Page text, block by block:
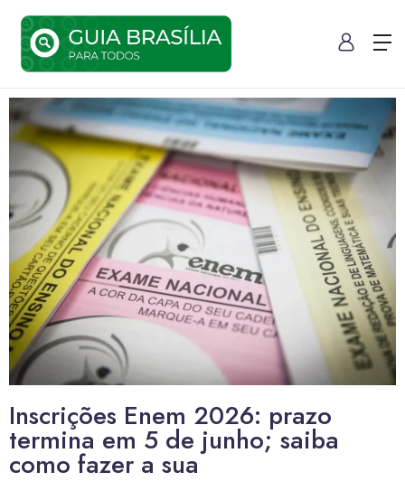
Inscrições Enem 2026: prazo
termina em 5 de junho; saiba
como fazer a sua